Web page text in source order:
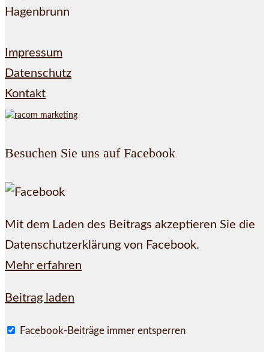
Hagenbrunn
Impressum
Datenschutz
Kontakt
Besuchen Sie uns auf Facebook
Mit dem Laden des Beitrags akzeptieren Sie die
Datenschutzerklärung von Facebook.
Mehr erfahren
Beitrag laden
Facebook-Beiträge immer entsperren